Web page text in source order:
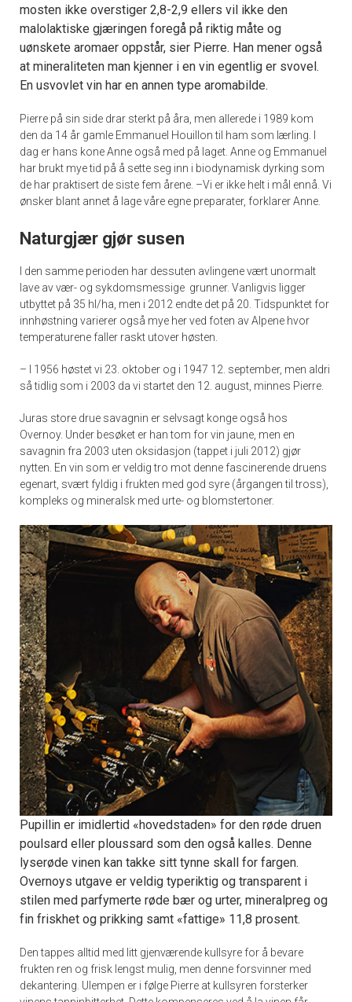
mosten ikke overstiger 2,8-2,9 ellers vil ikke den
malolaktiske gjæringen foregå på riktig måte og
uønskete aromaer oppstår, sier Pierre. Han mener også
at mineraliteten man kjenner i en vin egentlig er svovel.
En usvovlet vin har en annen type aromabilde.
Pierre på sin side drar sterkt på åra, men allerede i 1989 kom
den da 14 år gamle Emmanuel Houillon til ham som lærling. I
dag er hans kone Anne også med på laget. Anne og Emmanuel
har brukt mye tid på å sette seg inn i biodynamisk dyrking som
de har praktisert de siste fem årene. –Vi er ikke helt i mål ennå. Vi
ønsker blant annet å lage våre egne preparater, forklarer Anne.
Naturgjær gjør susen
I den samme perioden har dessuten avlingene vært unormalt
lave av vær- og sykdomsmessige grunner. Vanligvis ligger
utbyttet på 35 hl/ha, men i 2012 endte det på 20. Tidspunktet for
innhøstning varierer også mye her ved foten av Alpene hvor
temperaturene faller raskt utover høsten.
– I 1956 høstet vi 23. oktober og i 1947 12. september, men aldri
så tidlig som i 2003 da vi startet den 12. august, minnes Pierre.
Juras store drue savagnin er selvsagt konge også hos
Overnoy. Under besøket er han tom for vin jaune, men en
savagnin fra 2003 uten oksidasjon (tappet i juli 2012) gjør
nytten. En vin som er veldig tro mot denne fascinerende druens
egenart, svært fyldig i frukten med god syre (årgangen til tross),
kompleks og mineralsk med urte- og blomstertoner.
Pupillin er imidlertid «hovedstaden» for den røde druen
poulsard eller ploussard som den også kalles. Denne
lyserøde vinen kan takke sitt tynne skall for fargen.
Overnoys utgave er veldig typeriktig og transparent i
stilen med parfymerte røde bær og urter, mineralpreg og
fin friskhet og prikking samt «fattige» 11,8 prosent.
Den tappes alltid med litt gjenværende kullsyre for å bevare
frukten ren og frisk lengst mulig, men denne forsvinner med
dekantering. Ulempen er i følge Pierre at kullsyren forsterker